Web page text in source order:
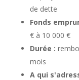
de dette
Fonds
€ à 10 000 €
Durée :
mois
A qui